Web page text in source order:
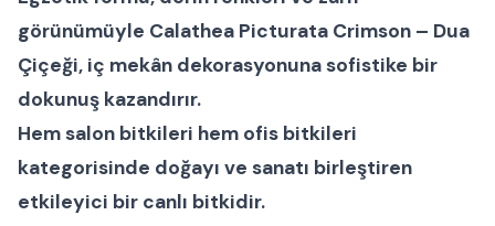
görünümüyle Calathea Picturata Crimson – Dua
Çiçeği, iç mekân dekorasyonuna sofistike bir
dokunuş kazandırır.
Hemsalon bitkileri hem ofis bitkileri
kategorisinde doğayı ve sanatı birleştiren
etkileyici bir canlı bitkidir.